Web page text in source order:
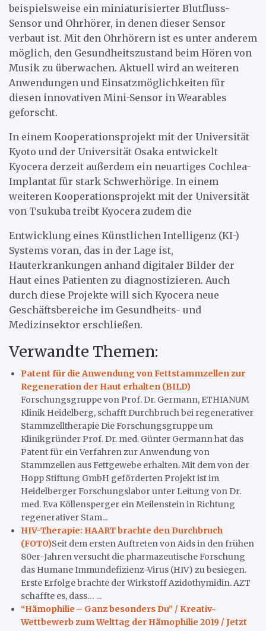
beispielsweise ein miniaturisierter Blutfluss-
Sensor und Ohrhörer, in denen dieser Sensor
verbaut ist. Mit den Ohrhörern ist es unter anderem
möglich, den Gesundheitszustand beim Hören von
Musik zu überwachen. Aktuell wird an weiteren
Anwendungen und Einsatzmöglichkeiten für
diesen innovativen Mini-Sensor in Wearables
geforscht.
In einem Kooperationsprojekt mit der Universität
Kyoto und der Universität Osaka entwickelt
Kyocera derzeit außerdem ein neuartiges Cochlea-
Implantat für stark Schwerhörige. In einem
weiteren Kooperationsprojekt mit der Universität
von Tsukuba treibt Kyocera zudem die
Entwicklung eines Künstlichen Intelligenz (KI-)
Systems voran, das in der Lage ist,
Hauterkrankungen anhand digitaler Bilder der
Haut eines Patienten zu diagnostizieren. Auch
durch diese Projekte will sich Kyocera neue
Geschäftsbereiche im Gesundheits- und
Medizinsektor erschließen.
Verwandte Themen:
Patent für die Anwendung von Fettstammzellen zur
Regeneration der Haut erhalten (BILD)
Forschungsgruppe von Prof. Dr. Germann, ETHIANUM
Klinik Heidelberg, schafft Durchbruch bei regenerativer
Stammzelltherapie Die Forschungsgruppe um
Klinikgründer Prof. Dr. med. Günter Germann hat das
Patent für ein Verfahren zur Anwendung von
Stammzellen aus Fettgewebe erhalten. Mit dem von der
Hopp Stiftung GmbH geförderten Projekt ist im
Heidelberger Forschungslabor unter Leitung von Dr.
med. Eva Köllensperger ein Meilenstein in Richtung
regenerativer Stam...
HIV-Therapie: HAART brachte den Durchbruch
(FOTO)Seit dem ersten Auftreten von Aids in den frühen
80er-Jahren versucht die pharmazeutische Forschung
das Humane Immundefizienz-Virus (HIV) zu besiegen.
Erste Erfolge brachte der Wirkstoff Azidothymidin. AZT
schaffte es, dass… ...
“Hämophilie – Ganz besonders Du” / Kreativ-
Wettbewerb zum Welttag der Hämophilie 2019 / Jetzt